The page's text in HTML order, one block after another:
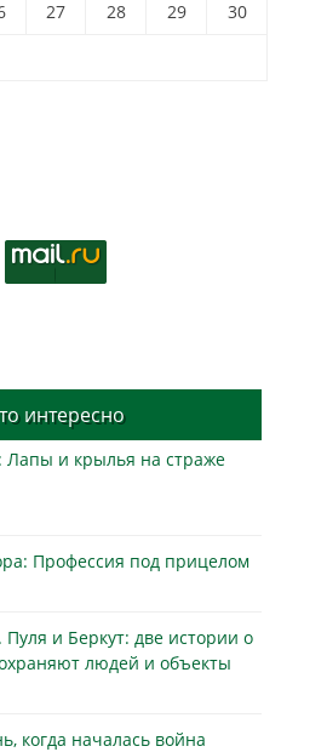
27 28 29
30
интересно
и крылья на страже
Профессия под прицелом
и Беркут: две истории о
людей и объекты
когда началась война